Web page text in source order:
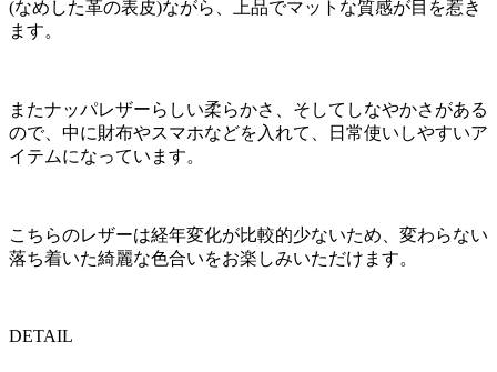
(なめした革の表皮)ながら、上品でマットな質感が目を惹き
ます。
またナッパレザーらしい柔らかさ、そしてしなやかさがある
ので、中に財布やスマホなどを入れて、日常使いしやすいア
イテムになっています。
こちらのレザーは経年変化が比較的少ないため、変わらない
落ち着いた綺麗な色合いをお楽しみいただけます。
DETAIL